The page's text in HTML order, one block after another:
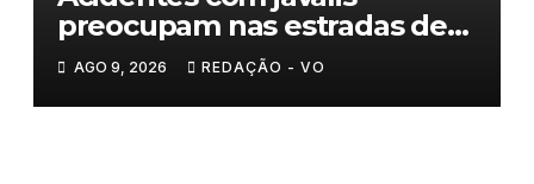
preocupam nas estradas de
Trás-os-Montes
AGO 9, 2026 REDAÇÃO - VO